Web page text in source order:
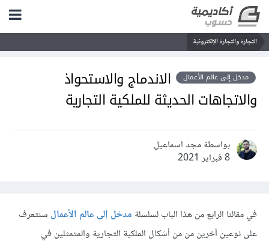
التجارة والتجارة الإلكترونية
مدخل إلى عالم الأعمال
الاندماج والاستحواذ
والاتجاهات الحديثة للملكية التجارية
بواسطة مجد اسماعيل
8 فبراير 2021
في مقالنا الرابع من هذا الباب لسلسلة مدخل إلى عالم الأعمال سنتعرف
على نوعين أخرين من من أشكال الملكية التجارية والمتمثلين في